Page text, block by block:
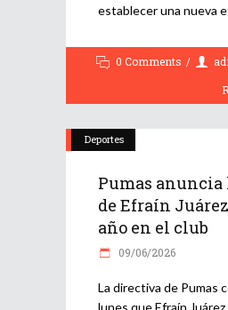
establecer una nueva
0 Comments
Deportes
Pumas anuncia
de Efraín
año en el club
09/06/2026
La directiva de Pumas